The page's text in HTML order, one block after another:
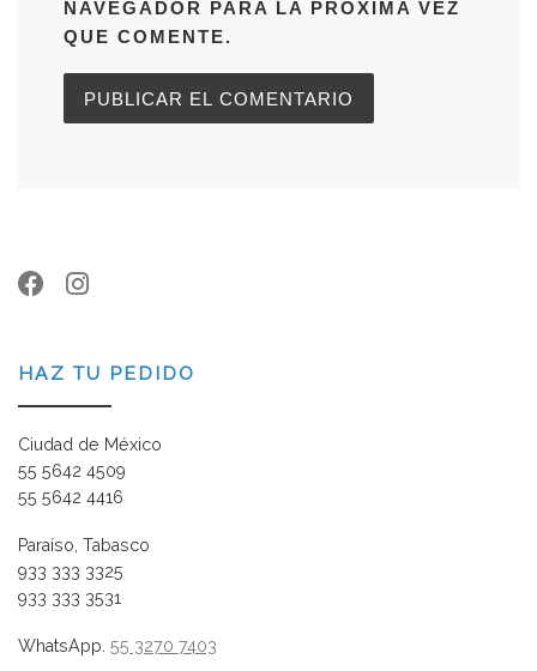
NAVEGADOR PARA LA PRÓXIMA VEZ
QUE COMENTE.
HAZ TU PEDIDO
Ciudad de México
55 5642 4509
55 5642 4416
Paraíso, Tabasco
933 333 3325
933 333 3531
WhatsApp. 55 3270 7403